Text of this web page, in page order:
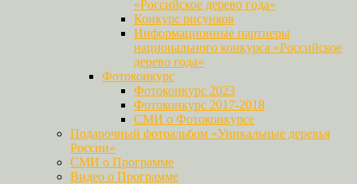
«Российское дерево года»
Конкурс рисунков
Информационные партнеры
национального конкурса «Российское
дерево года»
Фотоконкурс
Фотоконкурс 2023
Фотоконкурс 2017-2018
СМИ о Фотоконкурсе
Подарочный фотоальбом «Уникальные деревья
России»
СМИ о Программе
Видео о Программе